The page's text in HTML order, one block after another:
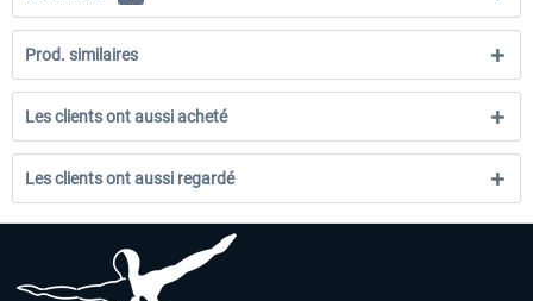
Prod. similaires
Les clients ont aussi acheté
Les clients ont aussi regardé